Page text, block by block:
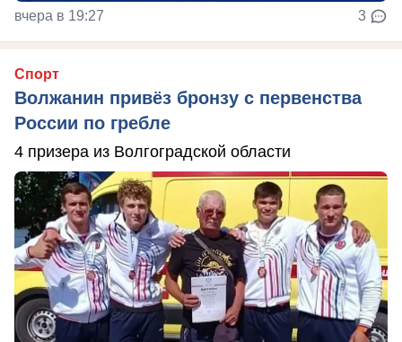
вчера в 19:27 3
Спорт
Волжанин привёз бронзу с первенства
России по гребле
4 призера из Волгоградской области